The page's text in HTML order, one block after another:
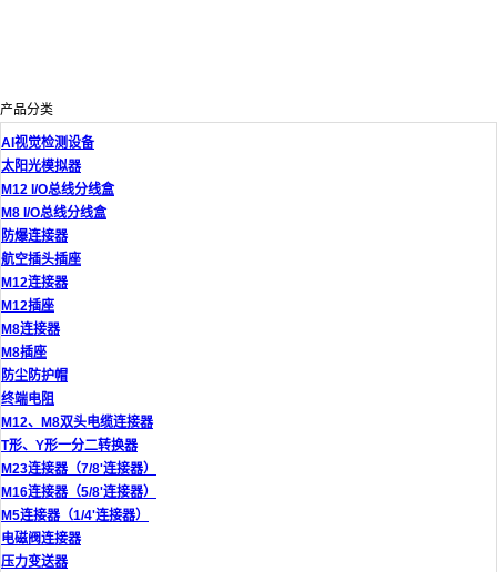
产品分类
AI视觉检测设备
太阳光模拟器
M12 I/O总线分线盒
M8 I/O总线分线盒
防爆连接器
航空插头插座
M12连接器
M12插座
M8连接器
M8插座
防尘防护帽
终端电阻
M12、M8双头电缆连接器
T形、Y形一分二转换器
M23连接器（7/8'连接器）
M16连接器（5/8'连接器）
M5连接器（1/4'连接器）
电磁阀连接器
压力变送器